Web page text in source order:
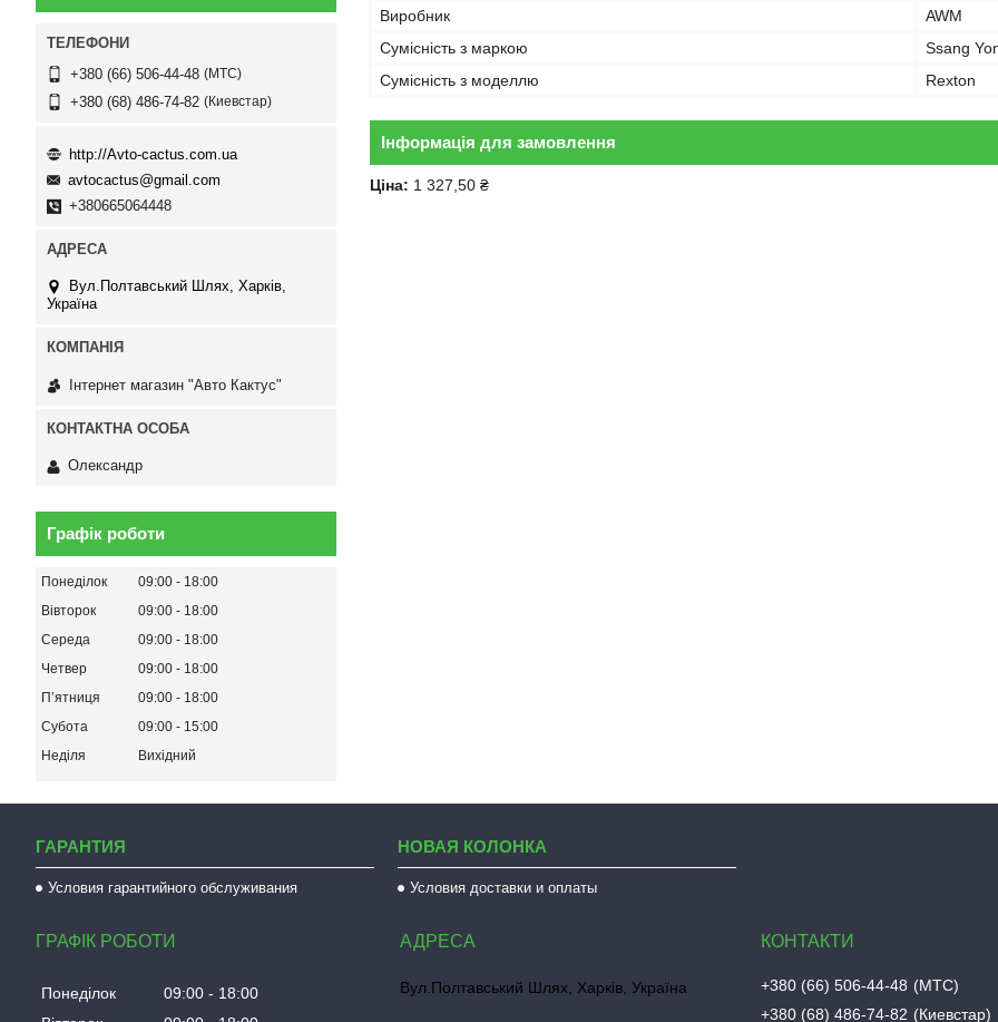
Виробник
AWM
Сумісність з маркою
Ssang
Сумісність з моделлю
Rexton
Інформація для замовлення
Ціна: 1 327,50 ₴
+380 (66) 506-44-48 МТС
+380 (68) 486-74-82 Киевстар
http://Avto-cactus.com.ua
avtocactus@gmail.com
+380665064448
Вул.Полтавський Шлях, Харків,
Україна
Інтернет магазин "Авто Кактус"
Олександр
Графік роботи
Понеділок 09:00
18:00
Вівторок
09:00
18:00
Середа
09:00
18:00
Четвер
09:00
18:00
Пʼятниця
09:00
18:00
Субота
09:00
15:00
Неділя
Вихідний
ГАРАНТИЯ
Условия гарантийного обслуживания
НОВАЯ КОЛОНКА
Условия доставки и оплаты
ГРАФІК РОБОТИ
Понеділок 09:00
18:00
Вул.Полтавський Шлях, Харків, Україна +380 (66) 506-44-48
МТС
+380 (68) 486-74-82
Киевстар